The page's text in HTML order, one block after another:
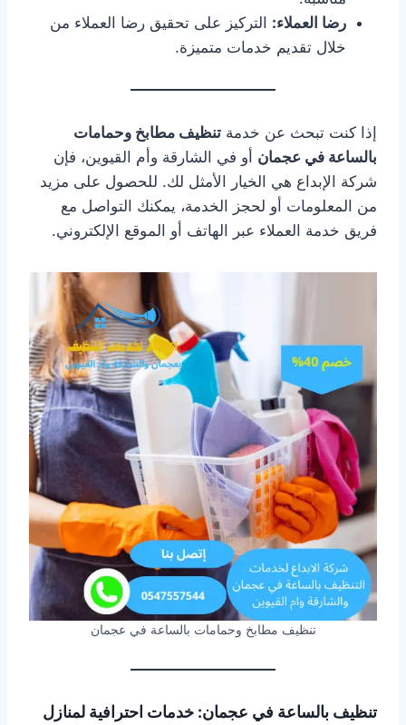
رضا العملاء: التركيز على تحقيق رضا العملاء من
خلال تقديم خدمات متميزة.
إذا كنت تبحث عن خدمة تنظيف مطابخ وحمامات
بالساعة في عجمان أو في الشارقة وأم القيوين، فإن
شركة الإبداع هي الخيار الأمثل لك. للحصول على مزيد
من المعلومات أو لحجز الخدمة، يمكنك التواصل مع
فريق خدمة العملاء عبر الهاتف أو الموقع الإلكتروني.
تنظيف مطابخ وحمامات بالساعة في عجمان
تنظيف بالساعة في عجمان: خدمات احترافية لمنازل